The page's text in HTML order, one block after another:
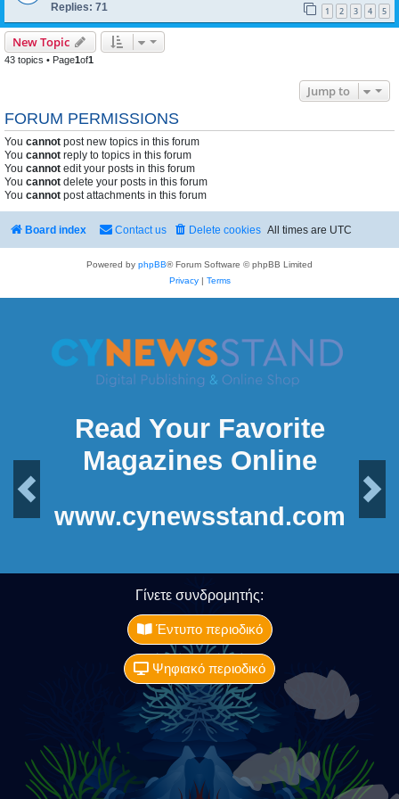
Replies: 71 1 2 3 4 5
New Topic
43 topics • Page1of1
Jump to
FORUM PERMISSIONS
You cannot post new topics in this forum
You cannot reply to topics in this forum
You cannot edit your posts in this forum
You cannot delete your posts in this forum
You cannot post attachments in this forum
Board index All times are UTC
Delete cookies
Contact us
Powered by phpBB® Forum Software © phpBB Limited
Privacy| Terms
Read Your Favorite
Magazines Online
Next
www.cynewsstand.com
Γίνετε συνδρομητής:
Έντυπο περιοδικό
Ψηφιακό περιοδικό